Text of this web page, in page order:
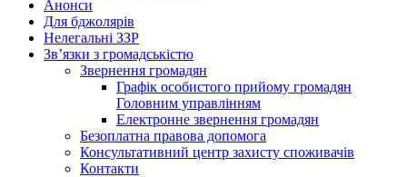
Анонси
Для бджолярів
Нелегальні ЗЗР
Зв’язки з громадськістю
Звернення громадян
Графік особистого прийому громадян
Головним управлінням
Електронне звернення громадян
Безоплатна правова допомога
Консультативний центр захисту споживачів
Контакти